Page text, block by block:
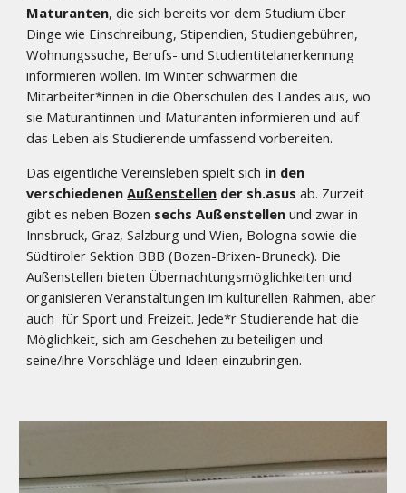
Maturanten, die sich bereits vor dem Studium über
Dinge wie Einschreibung, Stipendien, Studiengebühren,
Wohnungssuche, Berufs- und Studientitelanerkennung
informieren wollen. Im Winter schwärmen die
Mitarbeiter*innen in die Oberschulen des Landes aus, wo
sie Maturantinnen und Maturanten informieren und auf
das Leben als Studierende umfassend vorbereiten.
Das eigentliche Vereinsleben spielt sich in den
verschiedenenAußenstellen der sh.asus ab. Zurzeit
gibt es neben Bozen sechs Außenstellen und zwar in
Innsbruck, Graz, Salzburg und Wien, Bologna sowie die
Südtiroler Sektion BBB (Bozen-Brixen-Bruneck). Die
Außenstellen bieten Übernachtungsmöglichkeiten und
organisieren Veranstaltungen im kulturellen Rahmen, aber
auch für Sport und Freizeit. Jede*r Studierende hat die
Möglichkeit, sich am Geschehen zu beteiligen und
seine/ihre Vorschläge und Ideen einzubringen.